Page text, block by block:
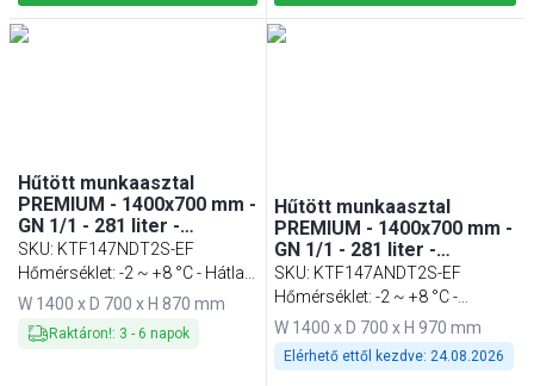
Hűtött munkaasztal
PREMIUM - 1400x700 mm -
GN 1/1 - 281 liter -
ventilációs - 1 ajtóval - 2
fiókkal
SKU: KTF147NDT2S-EF
Hőmérséklet: -2 ~ +8 °C - Hátlap
nélkül
W 1400 x D 700 x H 870 mm
Raktáron!: 3 - 6 napok
Hűtött munkaasztal
PREMIUM - 1400x700 mm -
GN 1/1 - 281 liter -
ventilációs - 1 ajtóval - 2
fiókkal - felhajtással
SKU: KTF147ANDT2S-EF
Hőmérséklet: -2 ~ +8 °C -
Háttérlappal
W 1400 x D 700 x H 970 mm
Elérhető ettől kezdve:24.08.2026